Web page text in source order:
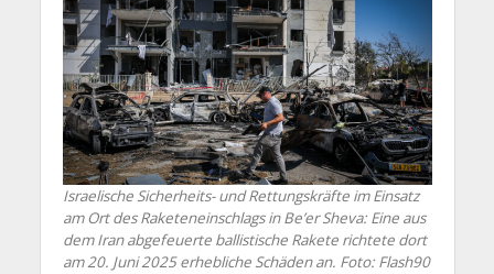
Israelische Sicherheits- und Rettungskräfte im Einsatz
am Ort des Raketeneinschlags in Be’er Sheva: Eine aus
dem Iran abgefeuerte ballistische Rakete richtete dort
am 20. Juni 2025 erhebliche Schäden an. Foto: Flash90